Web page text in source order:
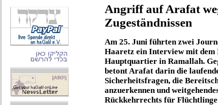
Angriff auf Arafat
Zugeständnissen
Am 25. Juni führten zwei
Haaretz ein Interview mit dem
Hauptquartier in Ramallah.
betont Arafat darin die
Sicherheitsfragen, die
anzuerkennen und
Rückkehrrechts für